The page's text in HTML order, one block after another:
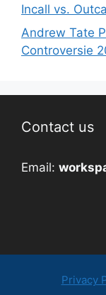
Incall vs.
Andrew Tate
Controversie
Contact us
Email:
Privacy